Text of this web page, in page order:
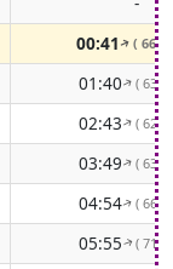
00:41 ↑( 66°
01:40↑( 63°
02:43↑( 62°
03:49↑( 63°
04:54↑( 66°
05:55↑( 71°